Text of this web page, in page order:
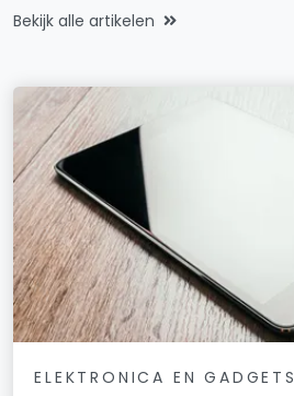
Bekijk alle artikelen
ELEKTRONICA EN GADGETS